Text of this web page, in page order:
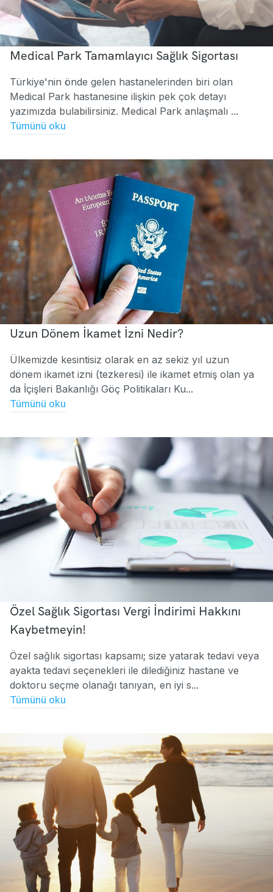
Medical Park Tamamlayıcı Sağlık Sigortası
Türkiye'nin önde gelen hastanelerinden biri olan
Medical Park hastanesine ilişkin pek çok detayı
yazımızda bulabilirsiniz. Medical Park anlaşmalı ...
Tümünü oku
Uzun Dönem İkamet İzni Nedir?
Ülkemizde kesintisiz olarak en az sekiz yıl uzun
dönem ikamet izni (tezkeresi) ile ikamet etmiş olan ya
da İçişleri Bakanlığı Göç Politikaları Ku...
Tümünü oku
Özel Sağlık Sigortası Vergi İndirimi Hakkını
Kaybetmeyin!
Özel sağlık sigortası kapsamı; size yatarak tedavi veya
ayakta tedavi seçenekleri ile dilediğiniz hastane ve
doktoru seçme olanağı tanıyan, en iyi s...
Tümünü oku